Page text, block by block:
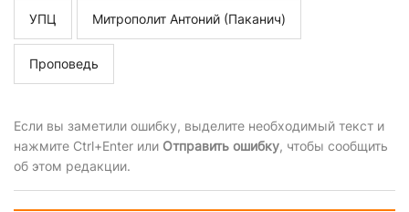
УПЦ Митрополит Антоний (Паканич)
Проповедь
Если вы заметили ошибку, выделите необходимый текст и
нажмите Ctrl+Enter или Отправить ошибку, чтобы сообщить
об этом редакции.